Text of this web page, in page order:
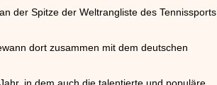
der Spitze der Weltrangliste des Tennissports
dort zusammen mit dem deutschen